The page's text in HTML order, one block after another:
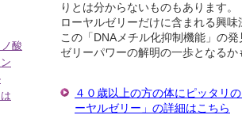
りとは分からないものもあります。
ローヤルゼリーだけに含まれる興
この「DNAメチル化抑制機能」の
ゼリーパワーの解明の一歩となるか
４０歳以上の方の体にピッタリ
ーヤルゼリー」の詳細はこちら
酸